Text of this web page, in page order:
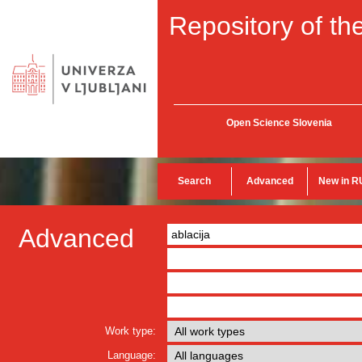
Repository of
Open Science Slovenia
Search Advanced New in
Advanced
Work type:
Language: